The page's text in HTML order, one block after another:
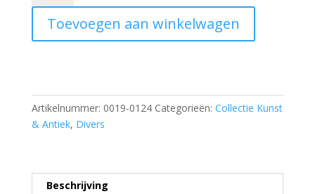
18th
century
aantal
Toevoegen aan winkelwagen
Artikelnummer: 0019-0124 Categorieën: Collectie Kunst
& Antiek, Divers
Beschrijving